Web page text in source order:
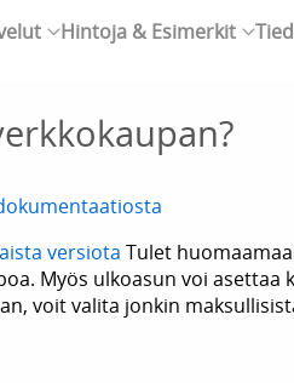
Hintoja & Esimerkit
versiota Tulet
Myös ulkoasun voi asettaa
voit valita jonkin